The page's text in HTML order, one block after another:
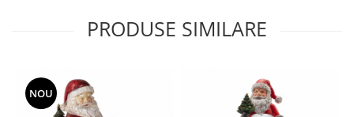
PRODUSE SIMILARE
NOU